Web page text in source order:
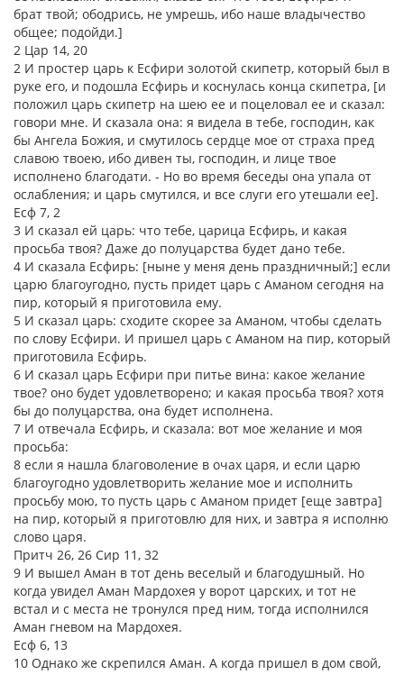
брат твой; ободрись, не умрешь, ибо наше владычество
общее; подойди.]
2 Цар 14, 20
2 И простер царь к Есфири золотой скипетр, который был в
руке его, и подошла Есфирь и коснулась конца скипетра, [и
положил царь скипетр на шею ее и поцеловал ее и сказал:
говори мне. И сказала она: я видела в тебе, господин, как
бы Ангела Божия, и смутилось сердце мое от страха пред
славою твоею, ибо дивен ты, господин, и лице твое
исполнено благодати. - Но во время беседы она упала от
ослабления; и царь смутился, и все слуги его утешали ее].
Есф 7, 2
3 И сказал ей царь: что тебе, царица Есфирь, и какая
просьба твоя? Даже до полуцарства будет дано тебе.
4 И сказала Есфирь: [ныне у меня день праздничный;] если
царю благоугодно, пусть придет царь с Аманом сегодня на
пир, который я приготовила ему.
5 И сказал царь: сходите скорее за Аманом, чтобы сделать
по слову Есфири. И пришел царь с Аманом на пир, который
приготовила Есфирь.
6 И сказал царь Есфири при питье вина: какое желание
твое? оно будет удовлетворено; и какая просьба твоя? хотя
бы до полуцарства, она будет исполнена.
7 И отвечала Есфирь, и сказала: вот мое желание и моя
просьба:
8 если я нашла благоволение в очах царя, и если царю
благоугодно удовлетворить желание мое и исполнить
просьбу мою, то пусть царь с Аманом придет [еще завтра]
на пир, который я приготовлю для них, и завтра я исполню
слово царя.
Притч 26, 26 Сир 11, 32
9 И вышел Аман в тот день веселый и благодушный. Но
когда увидел Аман Мардохея у ворот царских, и тот не
встал и с места не тронулся пред ним, тогда исполнился
Аман гневом на Мардохея.
Есф 6, 13
10 Однако же скрепился Аман. А когда пришел в дом свой,